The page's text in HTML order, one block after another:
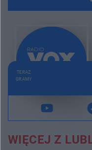
TERAZ
GRAMY
WIĘCEJ Z